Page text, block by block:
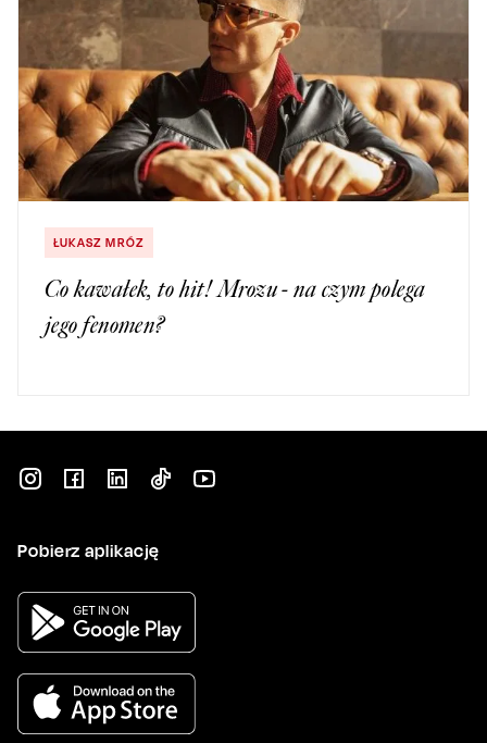
ŁUKASZ MRÓZ
Co kawałek, to hit! Mrozu - na czym polega
jego fenomen?
Pobierz aplikację